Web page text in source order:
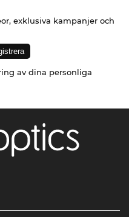
exklusiva kampanjer och
av dina personliga